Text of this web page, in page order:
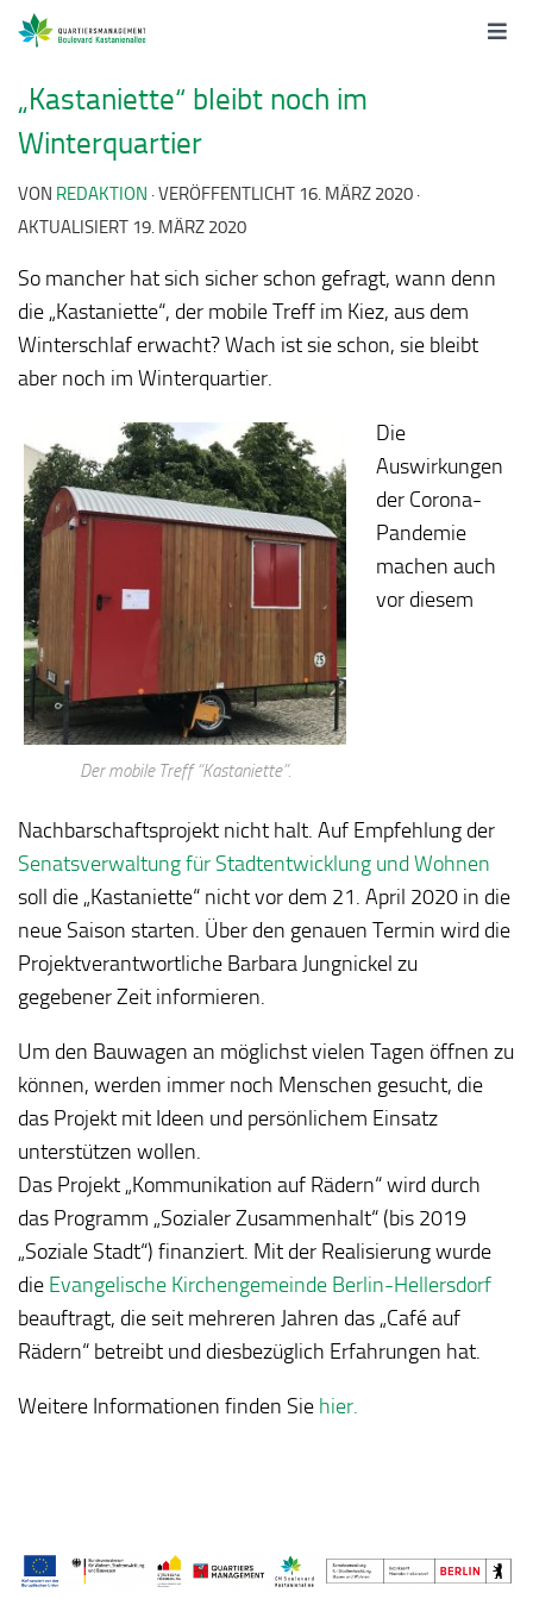
„Kastaniette“ bleibt noch im
Winterquartier
VON REDAKTION · VERÖFFENTLICHT 16. MÄRZ 2020 ·
AKTUALISIERT 19. MÄRZ 2020
So mancher hat sich sicher schon gefragt, wann denn
die „Kastaniette“, der mobile Treff im Kiez, aus dem
Winterschlaf erwacht? Wach ist sie schon, sie bleibt
aber noch im Winterquartier.
Der mobile Treff “Kastaniette”.
Die
Auswirkungen
der Corona-
Pandemie
machen auch
vor diesem
Nachbarschaftsprojekt nicht halt. Auf Empfehlung der
Senatsverwaltung für Stadtentwicklung und Wohnen
soll die „Kastaniette“ nicht vor dem 21. April 2020 in die
neue Saison starten. Über den genauen Termin wird die
Projektverantwortliche Barbara Jungnickel zu
gegebener Zeit informieren.
Um den Bauwagen an möglichst vielen Tagen öffnen zu
können, werden immer noch Menschen gesucht, die
das Projekt mit Ideen und persönlichem Einsatz
unterstützen wollen.
Das Projekt „Kommunikation auf Rädern“ wird durch
das Programm „Sozialer Zusammenhalt“ (bis 2019
„Soziale Stadt“) finanziert. Mit der Realisierung wurde
die Evangelische Kirchengemeinde Berlin-Hellersdorf
beauftragt, die seit mehreren Jahren das „Café auf
Rädern“ betreibt und diesbezüglich Erfahrungen hat.
Weitere Informationen finden Sie hier.